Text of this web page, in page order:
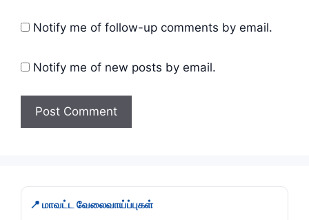
Notify me of follow-up comments by email.
Notify me of new posts by email.
📍 மாவட்ட வேலைவாய்ப்புகள்